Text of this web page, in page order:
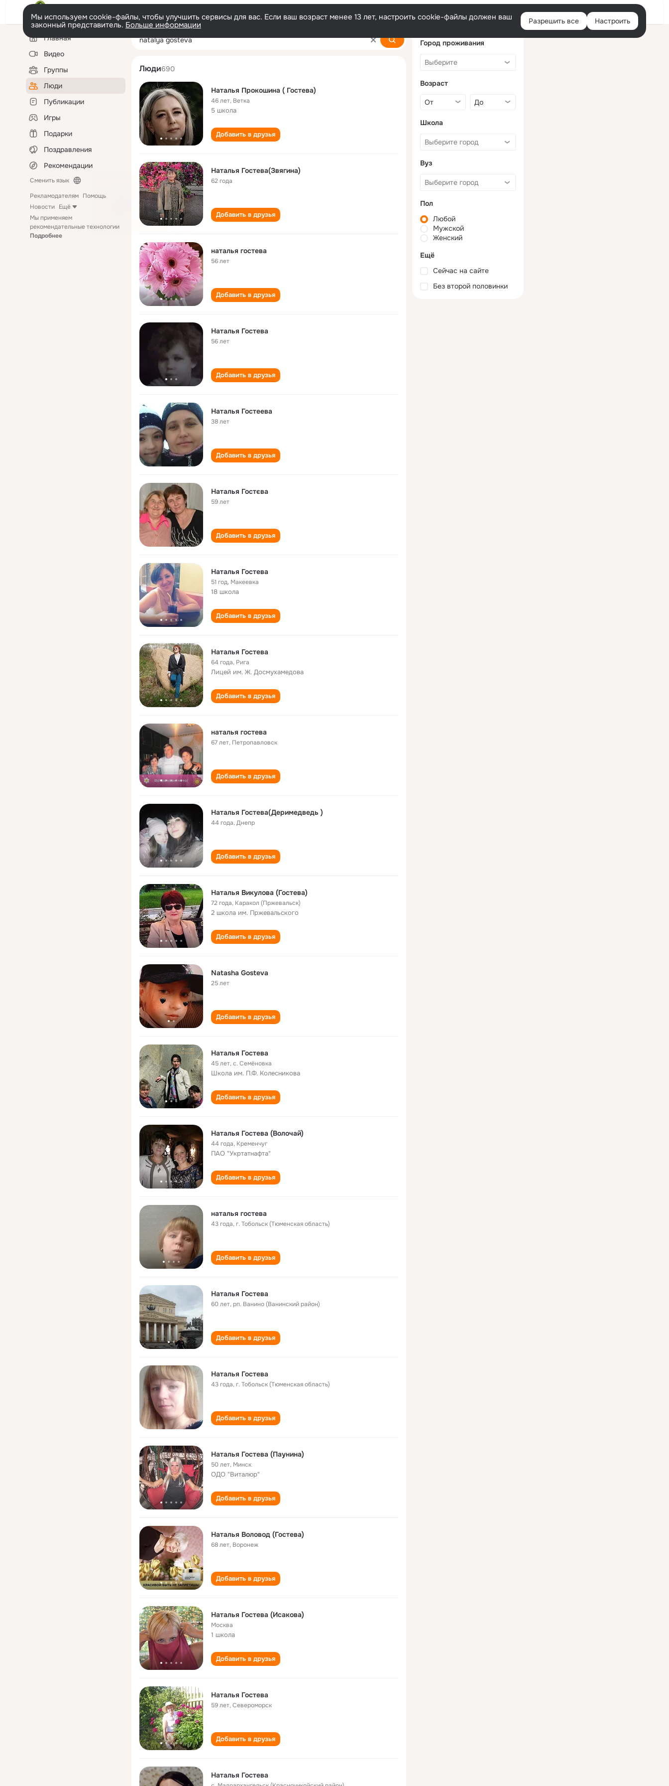
Войти
Мы используем cookie-файлы, чтобы улучшить сервисы для вас. Если ваш возраст менее 13 лет, настроить cookie-файлы должен ваш
законный представитель. Больше информации Разрешить все Настроить
Левая
колонкаГлавная
Видео
Группы
Люди
Публикации
Игры
Подарки
Поздравления
Рекомендации
Сменить язык
Рекламодателям Помощь
Новости Ещё
Мы применяем
рекомендательные технологии
Подробнее
natalya gosteva
Люди690
Наталья Прокошина ( Гостева)
46 лет, Ветка
5 школа
Добавить в друзья
Наталья Гостева(Звягина)
62 года
Добавить в друзья
наталья гостева
56 лет
Добавить в друзья
Наталья Гостева
56 лет
Добавить в друзья
Наталья Гостеева
38 лет
Добавить в друзья
Наталья Гостєва
59 лет
Добавить в друзья
Наталья Гостева
51 год, Макеевка
18 школа
Добавить в друзья
Наталья Гостева
64 года, Рига
Лицей им. Ж. Досмухамедова
Добавить в друзья
наталья гостева
67 лет, Петропавловск
Добавить в друзья
Наталья Гостева(Деримедведь )
44 года,Днепр
Добавить в друзья
Наталья Викулова (Гостева)
72 года, Каракол (Пржевальск)
2 школа им. Пржевальского
Добавить в друзья
Natasha Gosteva
25 лет
Добавить в друзья
Наталья Гостева
45 лет,с. Семёновка
Школа им. П.Ф. Колесникова
Добавить в друзья
Наталья Гостева (Волочай)
44 года, Кременчуг
ПАО "Укртатнафта"
Добавить в друзья
наталья гостева
43 года,г. Тобольск (Тюменская область)
Добавить в друзья
Наталья Гостева
60 лет,рп. Ванино (Ванинский район)
Добавить в друзья
Наталья Гостева
43 года,г. Тобольск (Тюменская область)
Добавить в друзья
Наталья Гостева (Паунина)
50 лет, Минск
ОДО "Виталюр"
Добавить в друзья
Наталья Воловод (Гостева)
68 лет, Воронеж
Добавить в друзья
Наталья Гостева (Исакова)
Москва
1 школа
Добавить в друзья
Наталья Гостева
59 лет,Североморск
Добавить в друзья
Наталья Гостева
Город проживания
Возраст
Школа
Вуз
Пол
Любой
Мужской
Женский
Ещё
Сейчас на сайте
Без второй половинки